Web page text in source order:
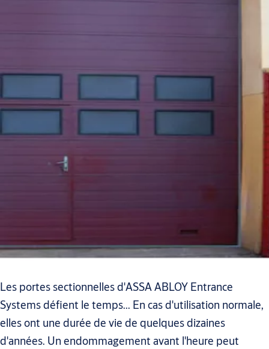
Les portes sectionnelles d'ASSA ABLOY Entrance
Systems défient le temps... En cas d'utilisation normale,
elles ont une durée de vie de quelques dizaines
d'années. Un endommagement avant l'heure peut